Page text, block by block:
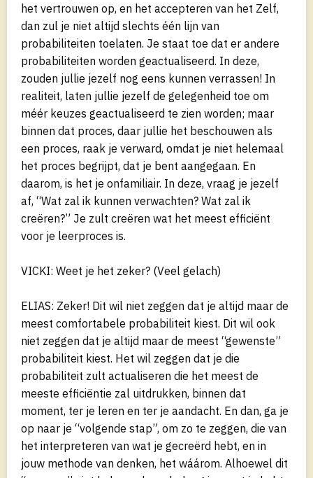
het vertrouwen op, en het accepteren van het Zelf,
dan zul je niet altijd slechts één lijn van
probabiliteiten toelaten. Je staat toe dat er andere
probabiliteiten worden geactualiseerd. In deze,
zouden jullie jezelf nog eens kunnen verrassen! In
realiteit, laten jullie jezelf de gelegenheid toe om
méér keuzes geactualiseerd te zien worden; maar
binnen dat proces, daar jullie het beschouwen als
een proces, raak je verward, omdat je niet helemaal
het proces begrijpt, dat je bent aangegaan. En
daarom, is het je onfamiliair. In deze, vraag je jezelf
af, “Wat zal ik kunnen verwachten? Wat zal ik
creëren?” Je zult creëren wat het meest efficiënt
voor je leerproces is.
VICKI: Weet je het zeker? (Veel gelach)
ELIAS: Zeker! Dit wil niet zeggen dat je altijd maar de
meest comfortabele probabiliteit kiest. Dit wil ook
niet zeggen dat je altijd maar de meest “gewenste”
probabiliteit kiest. Het wil zeggen dat je die
probabiliteit zult actualiseren die het meest de
meeste efficiëntie zal uitdrukken, binnen dat
moment, ter je leren en ter je aandacht. En dan, ga je
op naar je “volgende stap”, om zo te zeggen, die van
het interpreteren van wat je gecreërd hebt, en in
jouw methode van denken, het wáárom. Alhoewel dit